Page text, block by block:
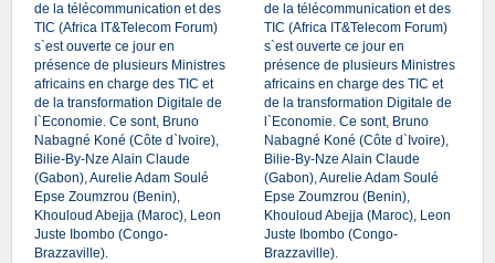
de la télécommunication et des
TIC (Africa IT&Telecom Forum)
s`est ouverte ce jour en
présence de plusieurs Ministres
africains en charge des TIC et
de la transformation Digitale de
l`Economie. Ce sont, Bruno
Nabagné Koné (Côte d`Ivoire),
Bilie-By-Nze Alain Claude
(Gabon), Aurelie Adam Soulé
Epse Zoumzrou (Benin),
Khouloud Abejja (Maroc), Leon
Juste Ibombo (Congo-
Brazzaville).
de la télécommunication et des
TIC (Africa IT&Telecom Forum)
s`est ouverte ce jour en
présence de plusieurs Ministres
africains en charge des TIC et
de la transformation Digitale de
l`Economie. Ce sont, Bruno
Nabagné Koné (Côte d`Ivoire),
Bilie-By-Nze Alain Claude
(Gabon), Aurelie Adam Soulé
Epse Zoumzrou (Benin),
Khouloud Abejja (Maroc), Leon
Juste Ibombo (Congo-
Brazzaville).